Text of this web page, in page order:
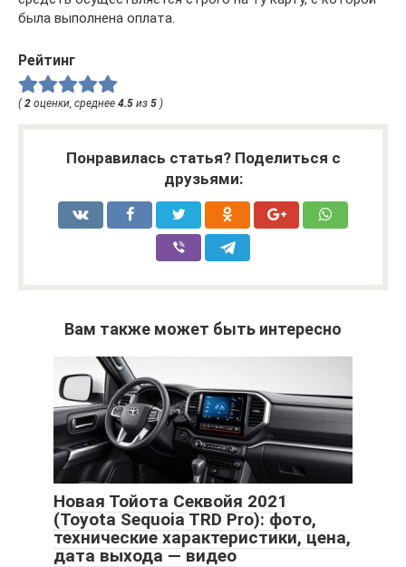
была выполнена оплата.
Рейтинг
(2 оценки, среднее 4.5 из 5 )
Понравилась статья? Поделиться с
друзьями:
Вам также может быть интересно
Новая Тойота Секвойя 2021
(Toyota Sequoia TRD Pro): фото,
технические характеристики, цена,
дата выхода — видео